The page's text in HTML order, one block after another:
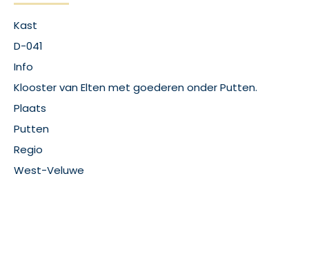
Kast
D-041
Info
Klooster van Elten met goederen onder Putten.
Plaats
Putten
Regio
West-Veluwe